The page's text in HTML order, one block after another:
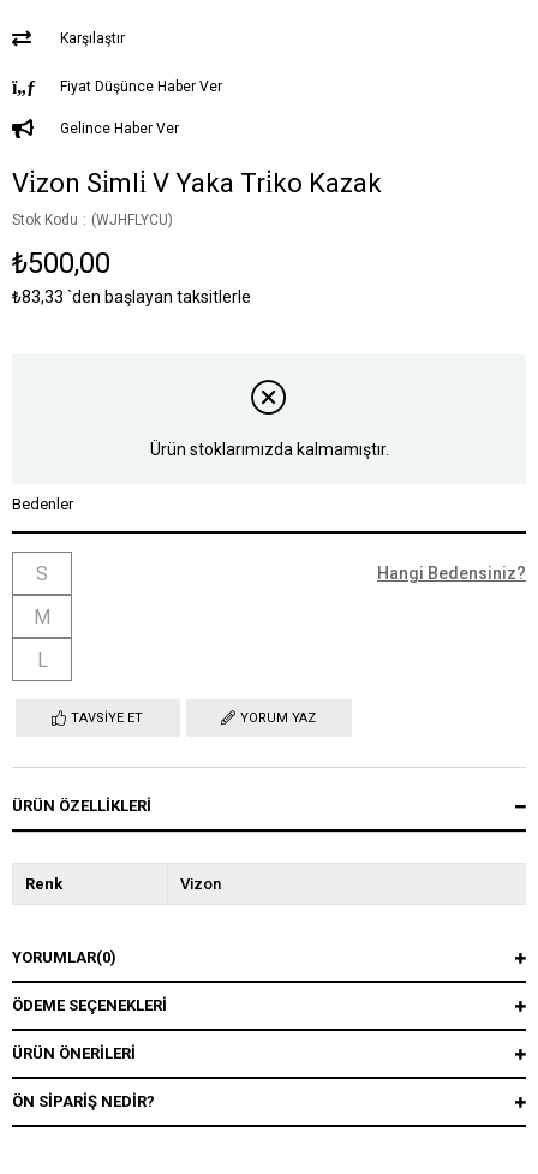
Karşılaştır
Fiyat Düşünce Haber Ver
Gelince Haber Ver
Vi̇zon Si̇mli̇ V Yaka Tri̇ko Kazak
Stok Kodu (WJHFLYCU)
₺500,00
₺83,33 `den başlayan taksitlerle
Ürün stoklarımızda kalmamıştır.
Bedenler
S
M
L
Hangi Bedensiniz?
TAVSIYE ET YORUM YAZ
ÜRÜN ÖZELLIKLERI
Renk Vizon
YORUMLAR(0)
ÖDEME SEÇENEKLERI
ÜRÜN ÖNERILERI
ÖN SIPARIŞ NEDIR?